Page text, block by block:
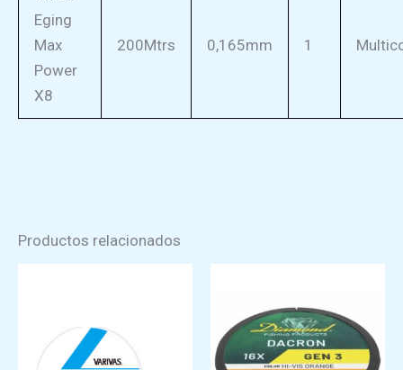
Eging
Max
Power
X8
200Mtrs 0,165mm 1
Productos relacionados